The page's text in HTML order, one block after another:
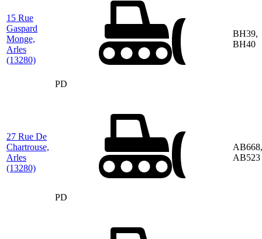
15 Rue
Gaspard
Monge,
Arles
(13280)
PD
BH39,
BH40
27 Rue De
Chartrouse,
Arles
(13280)
PD
AB668,
AB523